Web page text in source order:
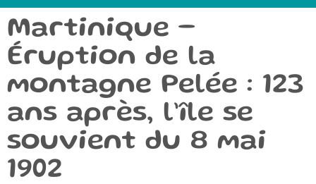
Martinique –
Éruption de la
montagne Pelée : 123
ans après, l’île se
souvient du 8 mai
1902